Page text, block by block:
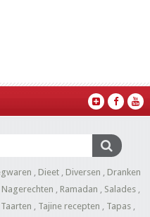
, Dieet , Diversen , Dranken
Nagerechten , Ramadan , Salades ,
Taarten , Tajine recepten , Tapas ,